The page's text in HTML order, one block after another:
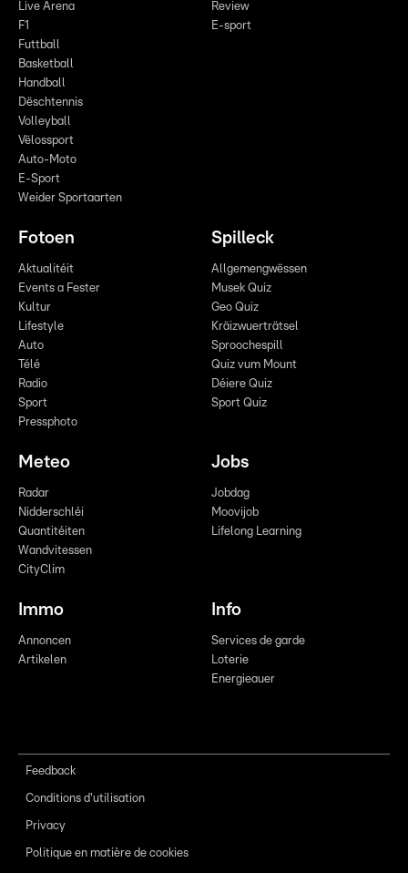
Live Arena
F1
Futtball
Basketball
Handball
Dëschtennis
Volleyball
Vëlossport
Auto-Moto
E-Sport
Weider Sportaarten
Review
E-sport
Fotoen
Aktualitéit
Events a Fester
Kultur
Lifestyle
Auto
Télé
Radio
Sport
Pressphoto
Spilleck
Allgemengwëssen
Musek Quiz
Geo Quiz
Kräizwuerträtsel
Sproochespill
Quiz vum Mount
Déiere Quiz
Sport Quiz
Meteo
Radar
Nidderschléi
Quantitéiten
Wandvitessen
CityClim
Jobs
Jobdag
Moovijob
Lifelong Learning
Immo
Annoncen
Artikelen
Info
Services de garde
Loterie
Energieauer
Feedback
Conditions d'utilisation
Privacy
Politique en matière de cookies